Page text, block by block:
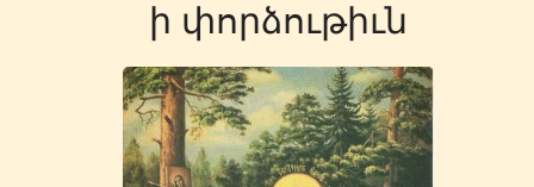
ի փորձութիւն